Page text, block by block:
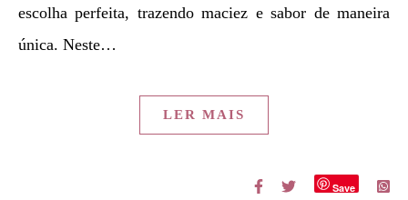
escolha perfeita, trazendo maciez e sabor de maneira
única. Neste…
LER MAIS
Save